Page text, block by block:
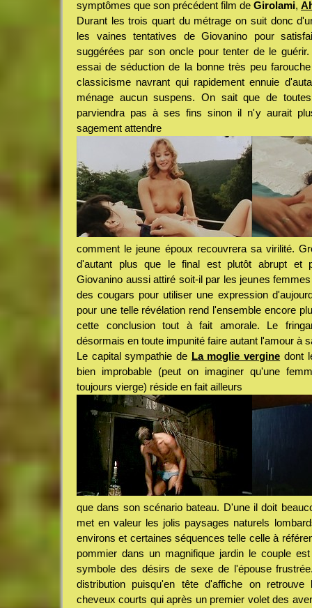
symptômes que son précédent film de Girolami,
Durant les trois quart du métrage on suit donc
les vaines tentatives de Giovanino pour
suggérées par son oncle pour tenter de le
essai de séduction de la bonne très peu
classicisme navrant qui rapidement ennuie
ménage aucun suspens. On sait que de
parviendra pas à ses fins sinon il n'y aurait
sagement attendre
comment le jeune époux recouvrera sa virilité.
d'autant plus que le final est plutôt abrupt et
Giovanino aussi attiré soit-il par les jeunes
des cougars pour utiliser une expression
pour une telle révélation rend l'ensemble encore
cette conclusion tout à fait amorale. Le
désormais en toute impunité faire autant l'amour à
Le capital sympathie de La moglie vergine dont
bien improbable (peut on imaginer qu'une
toujours vierge) réside en fait ailleurs
que dans son scénario bateau. D'une il doit
met en valeur les jolis paysages naturels
environs et certaines séquences telle celle à
pommier dans un magnifique jardin le couple
symbole des désirs de sexe de l'épouse
distribution puisqu'en tête d'affiche on retrouve
cheveux courts qui après un premier volet des